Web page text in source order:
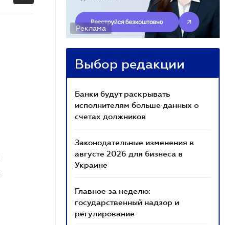
Реклама
Выбор редакции
Банки будут раскрывать
исполнителям больше данных о
счетах должников
Законодательные изменения в
августе 2026 для бизнеса в
Украине
Главное за неделю:
государственный надзор и
регулирование